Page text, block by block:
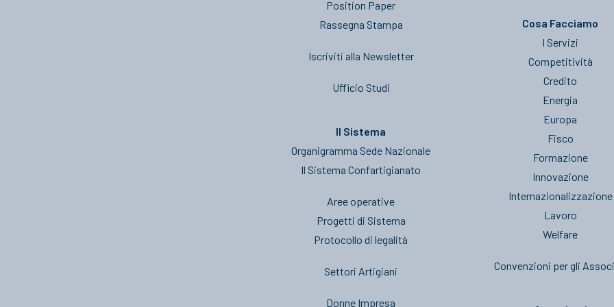
Position Paper
Rassegna Stampa
Iscriviti alla Newsletter
Ufficio Studi
Il Sistema
Organigramma Sede Nazionale
Il Sistema Confartigianato
Aree operative
Progetti di Sistema
Protocollo di legalità
Settori Artigiani
Donne Impresa
Cosa Facciamo
I Servizi
Competitività
Credito
Energia
Europa
Fisco
Formazione
Innovazione
Internazionalizzazione
Lavoro
Welfare
Convenzioni per gli